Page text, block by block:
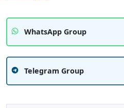
WhatsApp Group
Telegram Group